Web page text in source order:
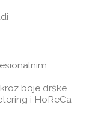
boje drške
i HoReCa